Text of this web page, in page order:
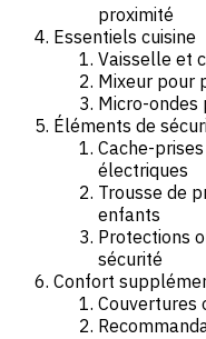
proximité
Essentiels cuisine
Vaisselle et
Mixeur pour
Micro-ondes
Éléments de
Cache-
électriques
Trousse de
enfants
Protections
sécurité
Confort
Couvertures